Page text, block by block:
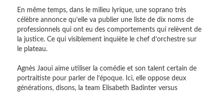
En même temps, dans le milieu lyrique, une soprano très
célèbre annonce qu’elle va publier une liste de dix noms de
professionnels qui ont eu des comportements qui relèvent de
la justice. Ce qui visiblement inquiète le chef d’orchestre sur
le plateau.
Agnès Jaoui aime utiliser la comédie et son talent certain de
portraitiste pour parler de l’époque. Ici, elle oppose deux
générations, disons, la team Elisabeth Badinter versus